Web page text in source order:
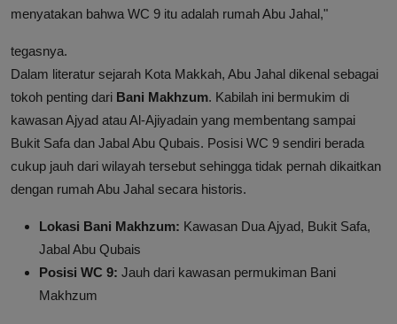
menyatakan bahwa WC 9 itu adalah rumah Abu Jahal,"
tegasnya.
Dalam literatur sejarah Kota Makkah, Abu Jahal dikenal sebagai
tokoh penting dari Bani Makhzum. Kabilah ini bermukim di
kawasan Ajyad atau Al-Ajiyadain yang membentang sampai
Bukit Safa dan Jabal Abu Qubais. Posisi WC 9 sendiri berada
cukup jauh dari wilayah tersebut sehingga tidak pernah dikaitkan
dengan rumah Abu Jahal secara historis.
Lokasi Bani Makhzum: Kawasan Dua Ajyad, Bukit Safa,
Jabal Abu Qubais
Posisi WC 9: Jauh dari kawasan permukiman Bani
Makhzum